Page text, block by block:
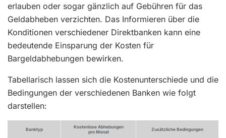
erlauben oder sogar gänzlich auf Gebühren für das
Geldabheben verzichten. Das Informieren über die
Konditionen verschiedener Direktbanken kann eine
bedeutende Einsparung der Kosten für
Bargeldabhebungen bewirken.
Tabellarisch lassen sich die Kostenunterschiede und die
Bedingungen der verschiedenen Banken wie folgt
darstellen:
Banktyp
Kostenlose Abhebungen
pro Monat
Zusätzliche Bedingungen